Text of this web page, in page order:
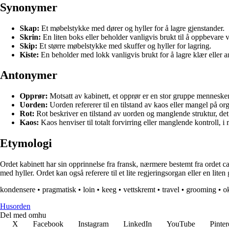
Synonymer
Skap: Et møbelstykke med dører og hyller for å lagre gjenstander.
Skrin: En liten boks eller beholder vanligvis brukt til å oppbevare
Skip: Et større møbelstykke med skuffer og hyller for lagring.
Kiste: En beholder med lokk vanligvis brukt for å lagre klær eller
Antonymer
Opprør: Motsatt av kabinett, et opprør er en stor gruppe
Uorden: Uorden refererer til en tilstand av kaos eller mangel på
Rot: Rot beskriver en tilstand av uorden og manglende struktur,
Kaos: Kaos henviser til totalt forvirring eller manglende kontroll, i
Etymologi
Ordet kabinett har sin opprinnelse fra fransk, nærmere bestemt fra ordet
med hyller. Ordet kan også referere til et lite regjeringsorgan eller en
kondensere • pragmatisk • loin • keeg • vettskremt • travel • grooming •
Husorden
Del med omhu
X
Facebook Instagram LinkedIn YouTube